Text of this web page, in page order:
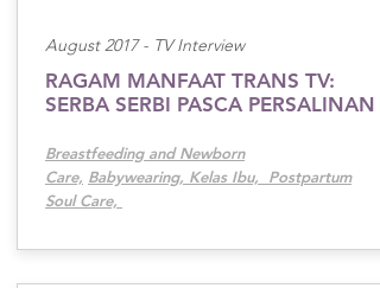
August 2017 - TV Interview
RAGAM MANFAAT TRANS TV:
SERBA SERBI PASCA PERSALINAN
Breastfeeding and Newborn
Care, Babywearing, Kelas Ibu, Postpartum
Soul Care,